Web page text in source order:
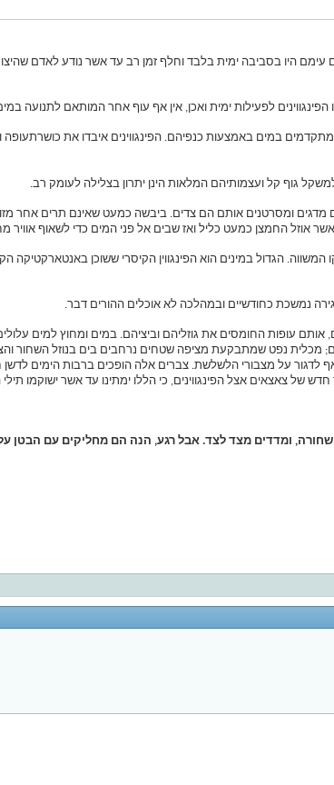
עימם היו בסביבה ימית בלבד וחלף זמן רב עד אשר נודע לאדם
לפעילות ימית ואכן, אין אף עוף אחר המותאם לתנועה
מתקדמים במים באמצעות כנפיהם. הפינגווינים איבדו את
גוף קל ועצמותיהם המלאות הינן יתרון בצלילה לעומק רב.
מדגים ומסרטנים אותם הם צדים. ביבשה כמעט שאינם תרים אחר
אוזל החמצן כמעט כליל ואז שבים אל פני המים כדי לשאוף אוויר
הגדול במינים הוא הפינגווין הקיסרי ששוכן באנטארקטיקה
נמשכת כחודשיים ובמהלכה לא אוכלים ההורים דבר.
עופות החומסים את גוזליהם וביציהם. במים ומחוץ למים
מכלית נפט שמתבקעת מציפה שטחים נרחבים בים בנוזל השחור
לדגור על מצבורי הלשלשת. צברים אלה הופכים ברבות הימים לדשן
של צאצאים אצל הפינגווינים, כי הללו ימתינו עד אשר ישוקמו
שחורה, ומדדים מצד לצד. אבל רגע, הנה הם מחליקים עם הבטן